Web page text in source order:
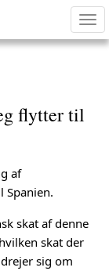
flytter til
af
Spanien.
skat af denne
skat der
sig om